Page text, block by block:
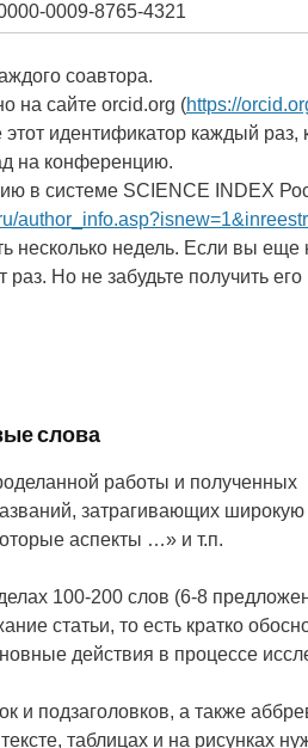
0009-8765-4321
соавтора.
на сайте orcid.org (https://
идентификатор каждый раз,
на конференцию.
в системе SCIENCE INDEX
несколько недель. Если вы еще
Но не забудьте получить его
слова
работы и полученных
затрагивающих широкую
аспекты …» и т.п.
100-200 слов (6-8
статьи, то есть кратко
действия в процессе
и подзаголовков, а также
таблицах и на рисунках